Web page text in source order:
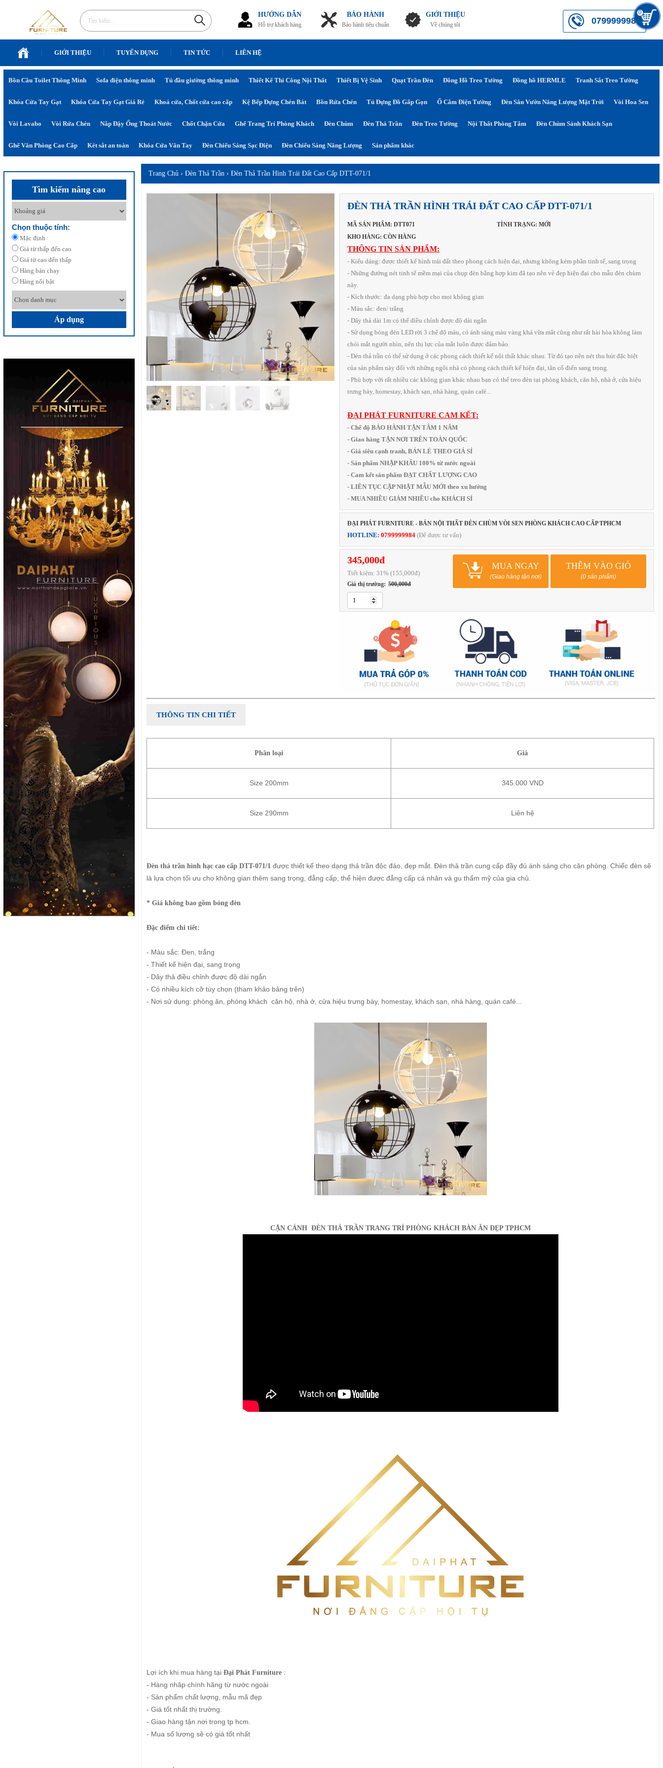
0
HƯỚNG DẪN
Hỗ trợ khách hàng
BẢO HÀNH
Bảo hành tiêu chuẩn
GIỚI THIỆU
Về chúng tôi 0799999984
GIỚI THIỆU TUYỂN DỤNG TIN TỨC LIÊN HỆ
Bồn Cầu Toilet Thông Minh Sofa điện thông minh Tủ đầu giường thông minh Thiết Kế Thi Công Nội Thất Thiết Bị Vệ Sinh Quạt Trần Đèn Đồng Hồ Treo Tường Đồng hồ HERMLE Tranh Sắt Treo Tường
Khóa Cửa Tay Gạt Khóa Cửa Tay Gạt Giá Rẻ Khoá cửa, Chốt cửa cao cấp Kệ Bếp Đựng Chén Bát Bồn Rửa Chén Tủ Đựng Đồ Gấp Gọn Ổ Cắm Điện Tường Đèn Sân Vườn Năng Lượng Mặt Trời Vòi Hoa Sen
Vòi Lavabo Vòi Rửa Chén Nắp Đậy Ống Thoát Nước Chốt Chặn Cửa Ghế Trang Trí Phòng Khách Đèn Chùm Đèn Thả Trần Đèn Treo Tường Nội Thất Phòng Tắm Đèn Chùm Sảnh Khách Sạn
Ghế Văn Phòng Cao Cấp Két sắt an toàn Khóa Cửa Vân Tay Đèn Chiếu Sáng Sạc Điện Đèn Chiếu Sáng Năng Lượng Sản phẩm khác
Tìm kiếm nâng cao
Chọn thuộc tính:
Mặc định
Giá từ thấp đến cao
Giá từ cao đến thấp
Hàng bán chạy
Hàng nổi bật
Áp dụng
Trang Chủ ›Đèn Thả Trần ›Đèn Thả Trần Hình Trái Đất Cao Cấp DTT-071/1
ĐÈN THẢ TRẦN HÌNH TRÁI ĐẤT CAO CẤP DTT-071/1
MÃ SẢN PHẨM: DTT071
TÌNH TRẠNG: MỚI
KHO HÀNG: CÒN HÀNG
THÔNG TIN SẢN PHẨM:
- Kiểu dáng: được thiết kế hình trái đất theo phong cách hiện đại, nhưng không kém phần tinh tế, sang trọng
- Những đường nét tinh tế mềm mại của chụp đèn bằng hợp kim đã tạo nên vẻ đẹp hiện đại cho mẫu đèn chùm
này.
- Kích thước: đa dạng phù hợp cho mọi không gian
- Màu sắc: đen/ trắng
- Dây thả dài 1m có thể điều chỉnh được độ dài ngắn
- Sử dụng bóng đèn LED rời 3 chế độ màu, có ánh sáng màu vàng khá vừa mắt cũng như rất hài hòa không làm
chói mắt người nhìn, nên thị lực của mắt luôn được đảm bảo.
- Đèn thả trần có thể sử dụng ở các phong cách thiết kế nội thất khác nhau. Từ đó tạo nên nét thu hút đặc biệt
của sản phẩm này đối với những ngôi nhà có phong cách thiết kế hiện đại, tân cổ điển sang trọng.
- Phù hợp với rất nhiều các không gian khác nhau bạn có thể treo đèn tại phòng khách, căn hộ, nhà ở, cửa hiệu
trưng bày, homestay, khách sạn, nhà hàng, quán café...
ĐẠI PHÁT FURNITURE CAM KẾT:
- Chế độ BẢO HÀNH TẬN TÂM 1 NĂM
- Giao hàng TẬN NƠI TRÊN TOÀN QUỐC
- Giá siêu cạnh tranh, BÁN LẺ THEO GIÁ SỈ
- Sản phẩm NHẬP KHẨU 100% từ nước ngoài
- Cam kết sản phẩm ĐẠT CHẤT LƯỢNG CAO
- LIÊN TỤC CẬP NHẬT MẪU MỚI theo xu hướng
- MUA NHIỀU GIẢM NHIỀU cho KHÁCH SỈ
ĐẠI PHÁT FURNITURE - BÁN NỘI THẤT ĐÈN CHÙM VÒI SEN PHÒNG KHÁCH CAO CẤP TPHCM
HOTLINE:0799999984 (Để được tư vấn)
345,000đ
Tiết kiệm:31% (155,000đ)
Giá thị trường: 500,000đ
MUA NGAY
(Giao hàng tận nơi)
THÊM VÀO GIỎ
(0 sản phẩm)
THÔNG TIN CHI TIẾT
Phân loại Giá
Size 200mm 345.000 VND
Size 290mm Liên hệ
Đèn thả trần hình hạc cao cấp DTT-071/1 được thiết kế theo dạng thả trần độc đáo, đẹp mắt. Đèn thả trần cung cấp đầy đủ ánh sáng cho căn phòng. Chiếc đèn sẽ
là lựa chọn tối ưu cho không gian thêm sang trọng, đẳng cấp, thể hiện được đẳng cấp cá nhân và gu thẩm mỹ của gia chủ.
* Giá không bao gồm bóng đèn
Đặc điểm chi tiết:
- Màu sắc: Đen, trắng
- Thiết kế hiện đại, sang trọng
- Dây thả điều chỉnh được độ dài ngắn
- Có nhiều kích cỡ tùy chọn (tham khảo bảng trên)
- Nơi sử dụng: phòng ăn, phòng khách căn hộ, nhà ở, cửa hiệu trưng bày, homestay, khách sạn, nhà hàng, quán café...
CẬN CẢNH ĐÈN THẢ TRẦN TRANG TRÍ PHÒNG KHÁCH BÀN ĂN ĐẸP TPHCM
Lợi ích khi mua hàng tạiĐại Phát Furniture :
- Hàng nhâp chính hãng từ nước ngoài
- Sản phẩm chất lượng, mẫu mã đẹp
- Giá tốt nhất thị trường.
- Giao hàng tận nơi trong tp hcm.
- Mua số lượng sẽ có giá tốt nhất